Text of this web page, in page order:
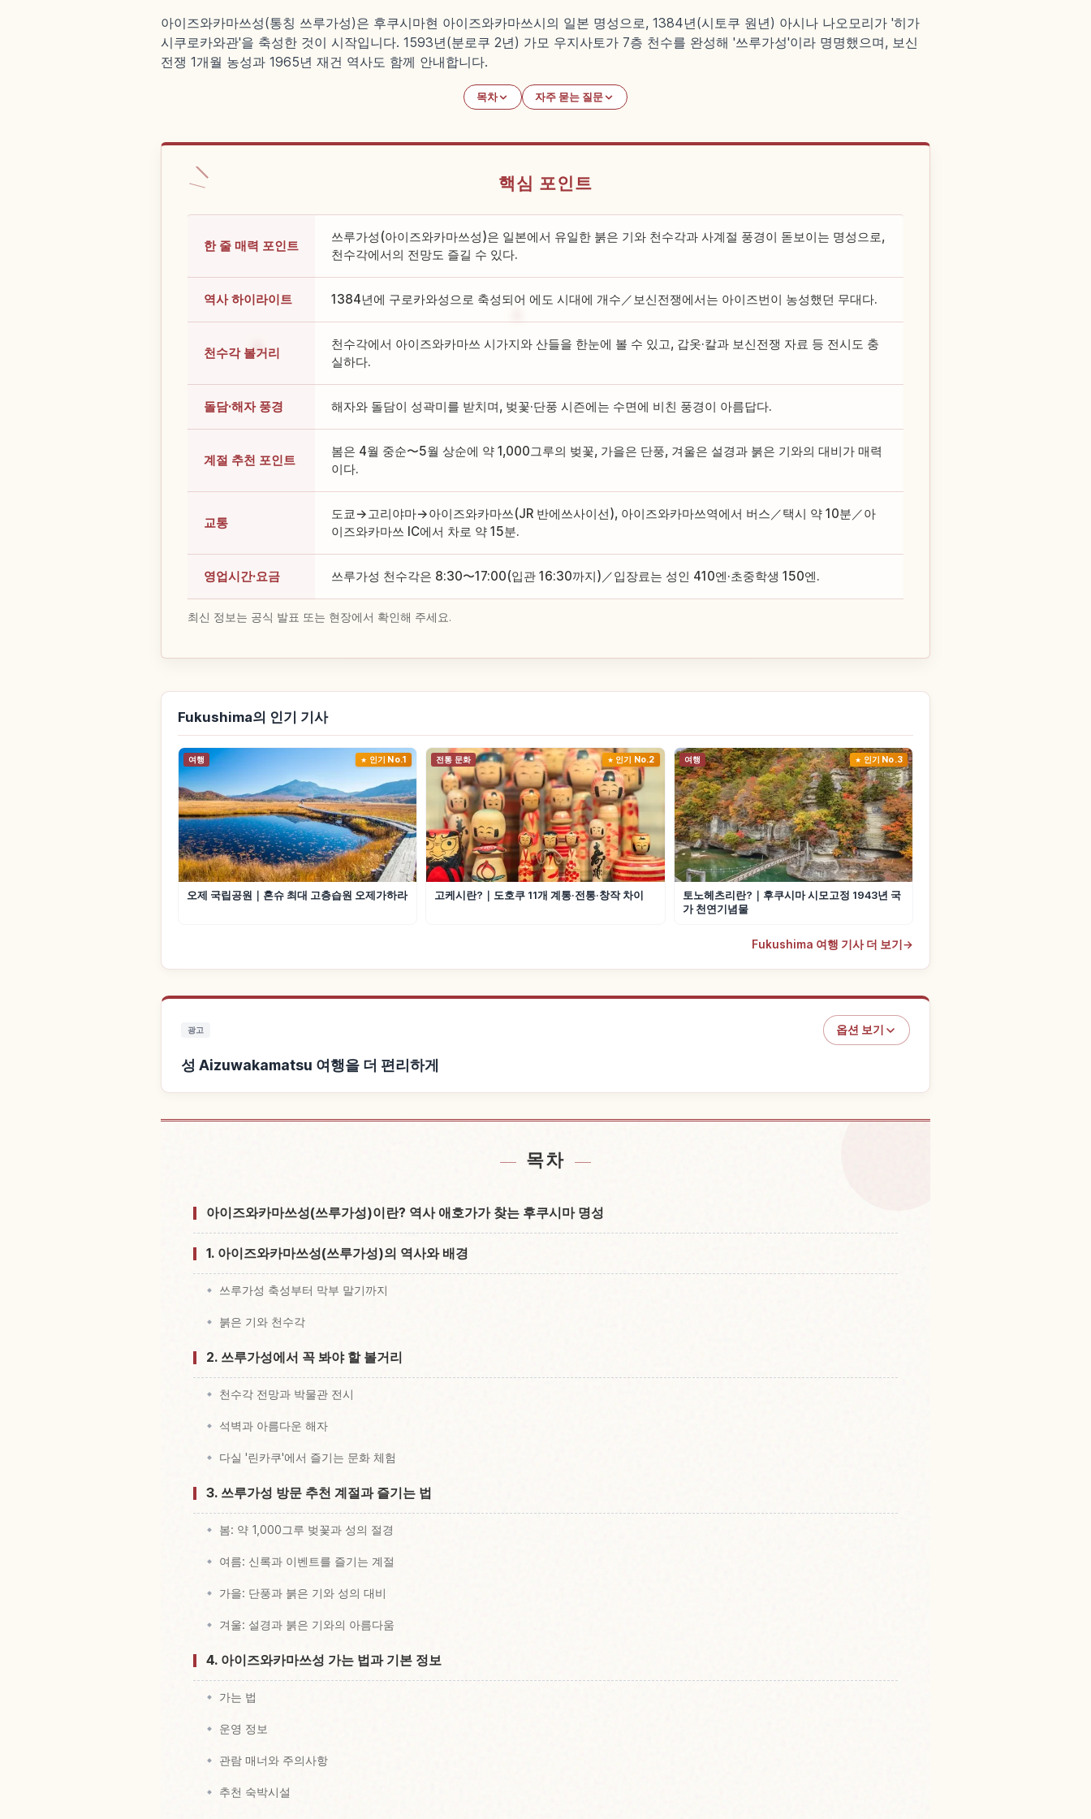
아이즈와카마쓰성(통칭 쓰루가성)은 후쿠시마현 아이즈와카마쓰시의 일본 명성으로, 1384년(시토쿠 원년) 아시나 나오모리가 '히가
시쿠로카와관'을 축성한 것이 시작입니다. 1593년(분로쿠 2년) 가모 우지사토가 7층 천수를 완성해 '쓰루가성'이라 명명했으며, 보신
전쟁 1개월 농성과 1965년 재건 역사도 함께 안내합니다.
목차 자주 묻는 질문
핵심 포인트
한 줄 매력 포인트
쓰루가성(아이즈와카마쓰성)은 일본에서 유일한 붉은 기와 천수각과 사계절 풍경이 돋보이는 명성으로,
천수각에서의 전망도 즐길 수 있다.
역사 하이라이트 1384년에 구로카와성으로 축성되어 에도 시대에 개수／보신전쟁에서는 아이즈번이 농성했던 무대다.
천수각 볼거리
천수각에서 아이즈와카마쓰 시가지와 산들을 한눈에 볼 수 있고, 갑옷·칼과 보신전쟁 자료 등 전시도 충
실하다.
돌담·해자 풍경 해자와 돌담이 성곽미를 받치며, 벚꽃·단풍 시즌에는 수면에 비친 풍경이 아름답다.
계절 추천 포인트
봄은 4월 중순〜5월 상순에 약 1,000그루의 벚꽃, 가을은 단풍, 겨울은 설경과 붉은 기와의 대비가 매력
이다.
교통
도쿄→고리야마→아이즈와카마쓰(JR 반에쓰사이선), 아이즈와카마쓰역에서 버스／택시 약 10분／아
이즈와카마쓰 IC에서 차로 약 15분.
영업시간·요금 쓰루가성 천수각은 8:30〜17:00(입관 16:30까지)／입장료는 성인 410엔·초중학생 150엔.
최신 정보는 공식 발표 또는 현장에서 확인해 주세요.
Fukushima의 인기 기사
여행 인기 No.1
오제 국립공원｜혼슈 최대 고층습원 오제가하라
전통 문화 인기 No.2
고케시란?｜도호쿠 11개 계통·전통·창작 차이
여행 인기 No.3
토노헤츠리란?｜후쿠시마 시모고정 1943년 국
가 천연기념물
Fukushima 여행 기사 더 보기 →
광고 옵션 보기
성 Aizuwakamatsu 여행을 더 편리하게
목차
아이즈와카마쓰성(쓰루가성)이란? 역사 애호가가 찾는 후쿠시마 명성
1. 아이즈와카마쓰성(쓰루가성)의 역사와 배경
쓰루가성 축성부터 막부 말기까지
붉은 기와 천수각
2. 쓰루가성에서 꼭 봐야 할 볼거리
천수각 전망과 박물관 전시
석벽과 아름다운 해자
다실 '린카쿠'에서 즐기는 문화 체험
3. 쓰루가성 방문 추천 계절과 즐기는 법
봄: 약 1,000그루 벚꽃과 성의 절경
여름: 신록과 이벤트를 즐기는 계절
가을: 단풍과 붉은 기와 성의 대비
겨울: 설경과 붉은 기와의 아름다움
4. 아이즈와카마쓰성 가는 법과 기본 정보
가는 법
운영 정보
관람 매너와 주의사항
추천 숙박시설